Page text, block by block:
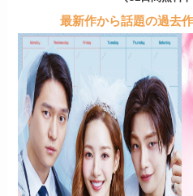
最新作から話題の過去